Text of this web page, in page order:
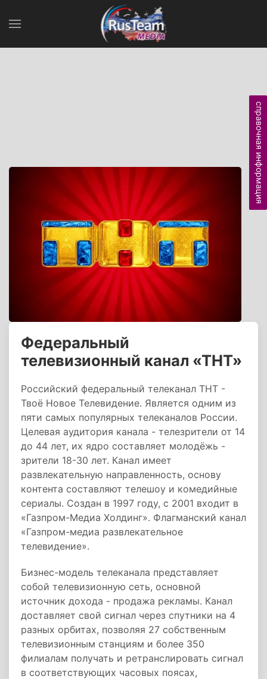
Федеральный
телевизионный канал «ТНТ»
Российский федеральный телеканал ТНТ -
Твоё Новое Телевидение. Является одним из
пяти самых популярных телеканалов России.
Целевая аудитория канала - телезрители от 14
до 44 лет, их ядро составляет молодёжь -
зрители 18-30 лет. Канал имеет
развлекательную направленность, основу
контента составляют телешоу и комедийные
сериалы. Создан в 1997 году, c 2001 входит в
«Газпром-Медиа Холдинг». Флагманский канал
«Газпром-медиа развлекательное
телевидение».
Бизнес-модель телеканала представляет
собой телевизионную сеть, основной
источник дохода - продажа рекламы. Канал
доставляет свой сигнал через спутники на 4
разных орбитах, позволяя 27 собственным
телевизионным станциям и более 350
филиалам получать и ретранслировать сигнал
в соответствующих часовых поясах,
справочная информация